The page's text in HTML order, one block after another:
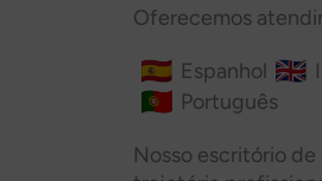
Oferecemos
Espanhol
Português
Nosso escritório